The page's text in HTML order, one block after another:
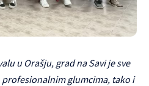
u Orašju, grad na Savi je sve
glumcima, tako i